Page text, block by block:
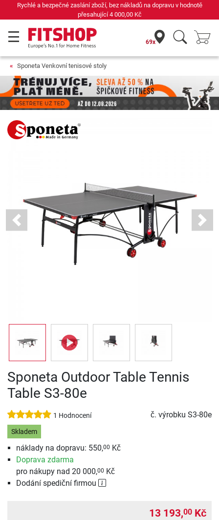
Rychlé a bezpečné zaslání zboží, bez nákladů na dopravu v hodnotě
přesahující4 000,00 Kč
69x
Sponeta Venkovní tenisové stoly
Previous Next
Sponeta Outdoor Table Tennis
Table S3-80e
1 Hodnocení č. výrobku S3-80e
Skladem
náklady na dopravu: 550,00 Kč
Doprava zdarma
pro nákupy nad 20 000,00 Kč
Dodání spediční firmou
13 193,00 Kč